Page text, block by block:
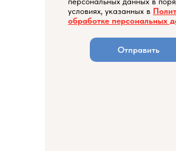
условиях, указанных в
обработке персональных
Отправить